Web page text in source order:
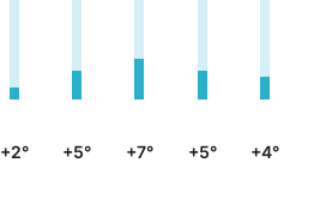
+2° +5° +7° +5° +4°